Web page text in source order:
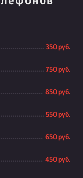
350 руб.
750 руб.
850 руб.
550 руб.
650 руб.
450 руб.